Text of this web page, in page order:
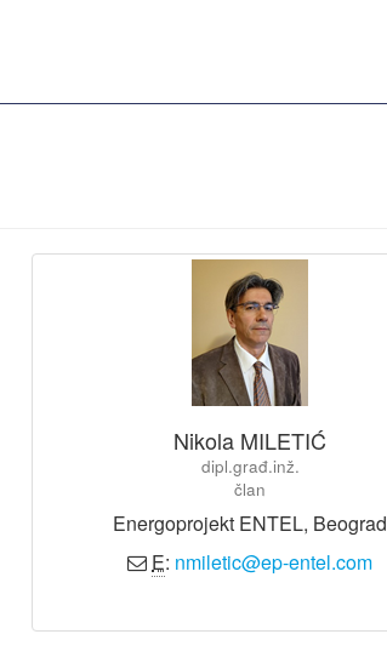
Nikola MILETIĆ
dipl.građ.inž.
član
Energoprojekt ENTEL, Beograd
E: nmiletic@ep-entel.com